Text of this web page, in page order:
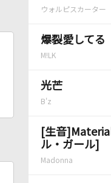
ウォルピスカーター
爆裂愛してる
M!LK
光芒
B'z
[生音
ル・ガール]
Madonna